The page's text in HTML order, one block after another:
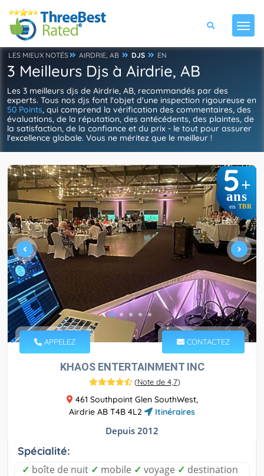
LES MIEUX NOTÉS AIRDRIE, AB DJS EN
3 Meilleurs Djs à Airdrie, AB
Les 3 meilleurs djs de Airdrie, AB, recommandés par des
experts. Tous nos djs font l'objet d'une inspection rigoureuse en
50 Points, qui comprend la vérification des commentaires, des
évaluations, de la réputation, des antécédents, des plaintes, de
la satisfaction, de la confiance et du prix - le tout pour assurer
l'excellence globale. Vous ne méritez que le meilleur !
5+
ans
en TBR
APPELEZ CONTACTEZ
KHAOS ENTERTAINMENT INC
(Note de 4,7)
461 Southpoint Glen SouthWest,
Airdrie AB T4B 4L2
Itinéraires
Depuis 2012
Spécialité:
✓ boîte de nuit ✓ mobile ✓ voyage ✓ destination